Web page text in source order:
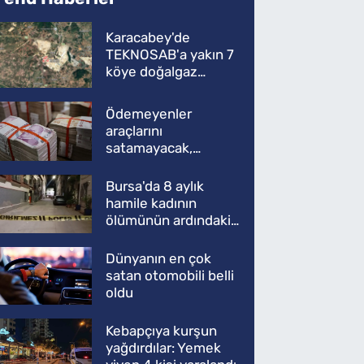
Karacabey'de
TEKNOSAB'a yakın 7
köye doğalgaz
Ödemeyenler
araçlarını
satamayacak,
Bursa'da 8 aylık
hamile kadının
ölümünün ardındaki
Dünyanın en çok
satan otomobili belli
oldu
Kebapçıya kurşun
yağdırdılar: Yemek